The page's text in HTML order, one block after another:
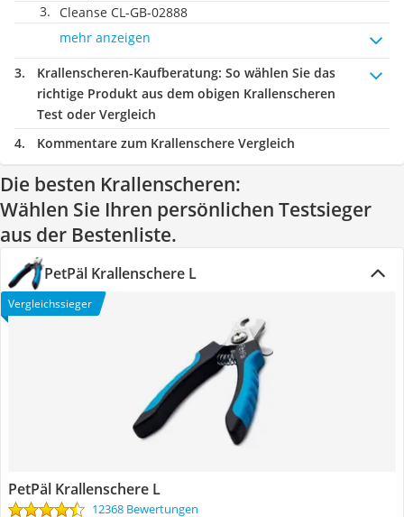
Cleanse ‎CL-GB-02888
mehr anzeigen
Krallenscheren-Kaufberatung: So wählen Sie das
richtige Produkt aus dem obigen Krallenscheren
Test oder Vergleich
Kommentare zum Krallenschere Vergleich
Die besten Krallenscheren:
Wählen Sie Ihren persönlichen Testsieger
aus der Bestenliste.
PetPäl Krallenschere L
Vergleichssieger
PetPäl Krallenschere L
12368 Bewertungen